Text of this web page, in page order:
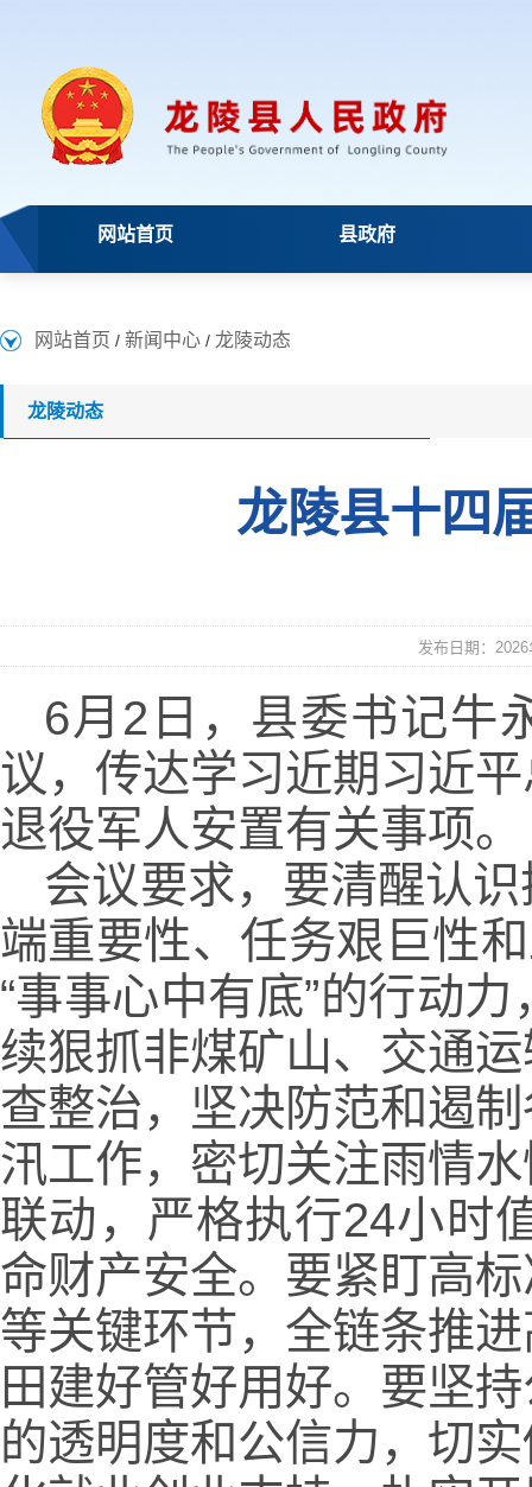
网站首页 县政府
网站首页 / 新闻中心 / 龙陵动态
龙陵动态
龙陵县十四
发布日期：
6月2日，县委书记牛
议，传达学习近期习近
退役军人安置有关事项。
会议要求，要清醒认
端重要性、任务艰巨性
“事事心中有底”的行动
续狠抓非煤矿山、交通
查整治，坚决防范和遏
汛工作，密切关注雨情
联动，严格执行24小时
命财产安全。要紧盯高
等关键环节，全链条推
田建好管好用好。要坚
的透明度和公信力，切